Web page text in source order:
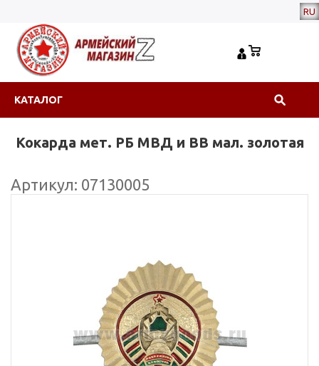
RU
КАТАЛОГ
Кокарда мет. РБ МВД и ВВ мал. золотая
Артикул: 07130005